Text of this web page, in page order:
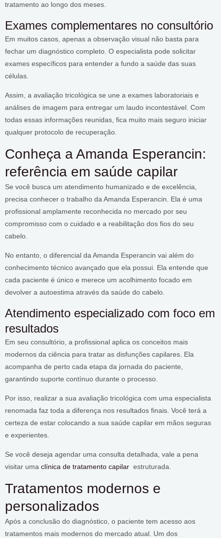
tratamento ao longo dos meses.
Exames complementares no consultório
Em muitos casos, apenas a observação visual não basta para
fechar um diagnóstico completo. O especialista pode solicitar
exames específicos para entender a fundo a saúde das suas
células.
Assim, a avaliação tricológica se une a exames laboratoriais e
análises de imagem para entregar um laudo incontestável. Com
todas essas informações reunidas, fica muito mais seguro iniciar
qualquer protocolo de recuperação.
Conheça a Amanda Esperancin:
referência em saúde capilar
Se você busca um atendimento humanizado e de excelência,
precisa conhecer o trabalho da Amanda Esperancin. Ela é uma
profissional amplamente reconhecida no mercado por seu
compromisso com o cuidado e a reabilitação dos fios do seu
cabelo.
No entanto, o diferencial da Amanda Esperancin vai além do
conhecimento técnico avançado que ela possui. Ela entende que
cada paciente é único e merece um acolhimento focado em
devolver a autoestima através da saúde do cabelo.
Atendimento especializado com foco em
resultados
Em seu consultório, a profissional aplica os conceitos mais
modernos da ciência para tratar as disfunções capilares. Ela
acompanha de perto cada etapa da jornada do paciente,
garantindo suporte contínuo durante o processo.
Por isso, realizar a sua avaliação tricológica com uma especialista
renomada faz toda a diferença nos resultados finais. Você terá a
certeza de estar colocando a sua saúde capilar em mãos seguras
e experientes.
Se você deseja agendar uma consulta detalhada, vale a pena
visitar uma clínica de tratamento capilar estruturada.
Tratamentos modernos e
personalizados
Após a conclusão do diagnóstico, o paciente tem acesso aos
tratamentos mais modernos do mercado atual. Um dos